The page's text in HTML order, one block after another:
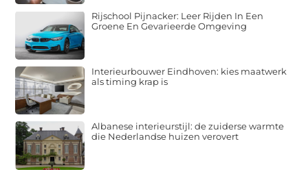
Rijschool Pijnacker: Leer Rijden In Een
Groene En Gevarieerde Omgeving
Interieurbouwer Eindhoven: kies maatwerk
als timing krap is
Albanese interieurstijl: de zuiderse warmte
die Nederlandse huizen verovert